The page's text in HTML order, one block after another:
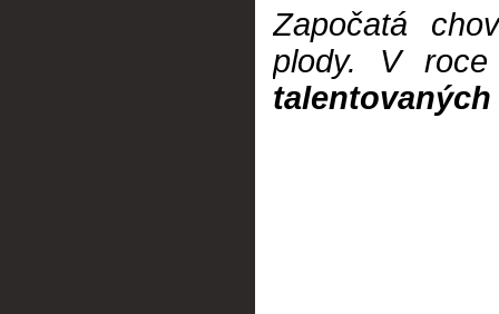
Započatá
plody. Vroce